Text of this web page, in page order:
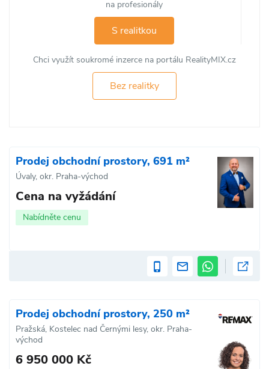
na profesionály
S realitkou
Chci využít soukromé inzerce na portálu RealityMIX.cz
Bez realitky
Prodej obchodní prostory, 691 m²
Úvaly, okr. Praha-východ
Cena na vyžádání
Nabídněte cenu
Prodej obchodní prostory, 250 m²
Pražská, Kostelec nad Černými lesy, okr. Praha-
východ
6 950 000 Kč